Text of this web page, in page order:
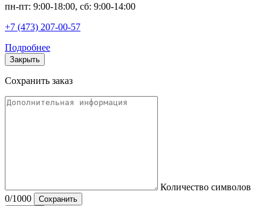
пн-пт: 9:00-18:00, сб: 9:00-14:00
+7 (473) 207-00-57
Подробнее
Закрыть
Сохранить заказ
Количество символов
0/1000
Сохранить